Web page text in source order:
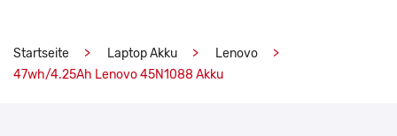
Startseite Laptop Akku
Lenovo
47wh/4.25Ah Lenovo 45N1088 Akku